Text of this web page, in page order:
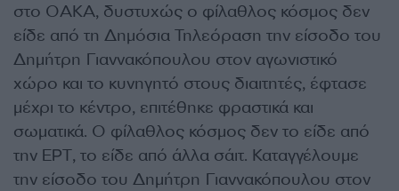
στο ΟΑΚΑ, δυστυχώς ο φίλαθλος κόσμος δεν
είδε από τη Δημόσια Τηλεόραση την είσοδο του
Δημήτρη Γιαννακόπουλου στον αγωνιστικό
χώρο και το κυνηγητό στους διαιτητές, έφτασε
μέχρι το κέντρο, επιτέθηκε φραστικά και
σωματικά. Ο φίλαθλος κόσμος δεν το είδε από
την ΕΡΤ, το είδε από άλλα σάιτ. Καταγγέλουμε
την είσοδο του Δημήτρη Γιαννακόπουλου στον